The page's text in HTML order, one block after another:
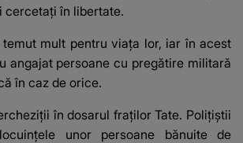
cercetați în libertate.
mult pentru viața lor, iar în acest
angajat persoane cu pregătire militară
în caz de orice.
în dosarul fraților Tate. Polițiștii
unor persoane bănuite de